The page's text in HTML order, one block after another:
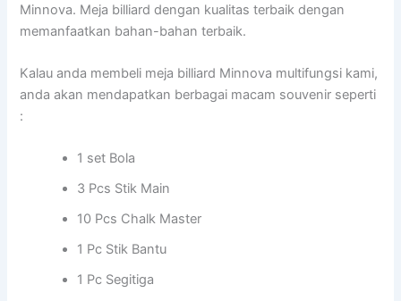
Minnova. Meja billiard dengan kualitas terbaik dengan
memanfaatkan bahan-bahan terbaik.
Kalau anda membeli meja billiard Minnova multifungsi kami,
anda akan mendapatkan berbagai macam souvenir seperti
:
1 set Bola
3 Pcs Stik Main
10 Pcs Chalk Master
1 Pc Stik Bantu
1 Pc Segitiga